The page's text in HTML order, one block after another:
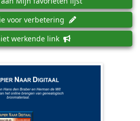
voor verbetering
werkende link